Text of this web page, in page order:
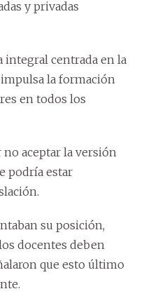
y privadas
integral centrada en la
la formación
en todos los
aceptar la versión
podría estar
su posición,
docentes deben
que esto último